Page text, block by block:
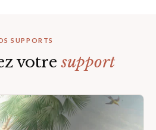
SUPPORTS
votresupport